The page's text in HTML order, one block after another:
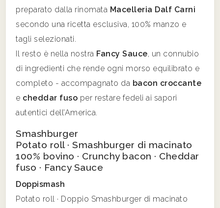
preparato dalla rinomata Macelleria Dalf Carni
secondo una ricetta esclusiva, 100% manzo e
tagli selezionati.
Il resto è nella nostra Fancy Sauce, un connubio
di ingredienti che rende ogni morso equilibrato e
completo - accompagnato da bacon croccante
e cheddar fuso per restare fedeli ai sapori
autentici dell’America.
Smashburger
Potato roll · Smashburger di macinato
100% bovino · Crunchy bacon · Cheddar
fuso · Fancy Sauce
Doppismash
Potato roll · Doppio Smashburger di macinato